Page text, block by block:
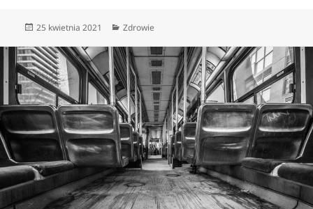
Data
25 kwietnia 2021 Kategorie
Zdrowie